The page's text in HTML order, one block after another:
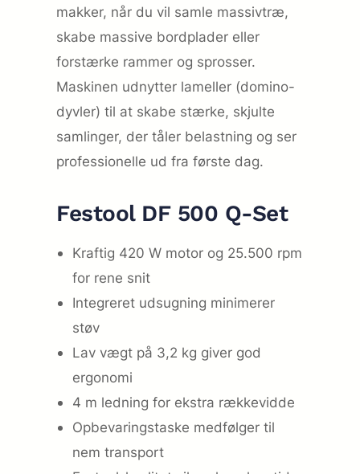
makker, når du vil samle massivtræ,
skabe massive bordplader eller
forstærke rammer og sprosser.
Maskinen udnytter lameller (domino-
dyvler) til at skabe stærke, skjulte
samlinger, der tåler belastning og ser
professionelle ud fra første dag.
Festool DF 500 Q-Set
Kraftig 420 W motor og 25.500 rpm
for rene snit
Integreret udsugning minimerer
støv
Lav vægt på 3,2 kg giver god
ergonomi
4 m ledning for ekstra rækkevidde
Opbevaringstaske medfølger til
nem transport